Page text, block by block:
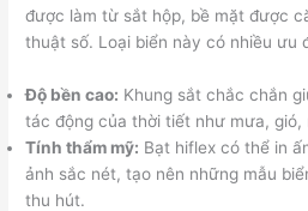
được làm từ sắt hộp, bề mặt được
thuật số. Loại biển này có nhiều ưu
Độ bền cao: Khung sắt chắc chắn
tác động của thời tiết như mưa, gió,
Tính thẩm mỹ: Bạt hiflex có thể in
ảnh sắc nét, tạo nên những mẫu
thu hút.